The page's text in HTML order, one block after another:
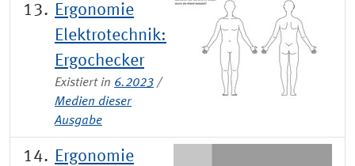
Ergonomie
Elektrotechnik:
Ergochecker
Existiert in 6.2023 /
Medien dieser
Ausgabe
Ergonomie